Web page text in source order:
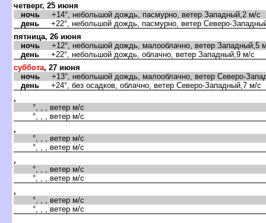
четверг, 25 июня
ночь +14°, небольшой дождь, пасмурно, ветер Западный,2 м/с
день +22°, небольшой дождь, пасмурно, ветер Северо-
пятница, 26 июня
ночь +12°, небольшой дождь, малооблачно, ветер Западный,5
день +22°, небольшой дождь, облачно, ветер Западный,9 м/с
суббота, 27 июня
ночь +13°, небольшой дождь, малооблачно, ветер Северо-
день +24°, без осадков, облачно, ветер Северо-Западный,7 м/с
,
°, , , ветер м/с
°, , , ветер м/с
,
°, , , ветер м/с
°, , , ветер м/с
,
°, , , ветер м/с
°, , , ветер м/с
,
°, , , ветер м/с
°, , , ветер м/с